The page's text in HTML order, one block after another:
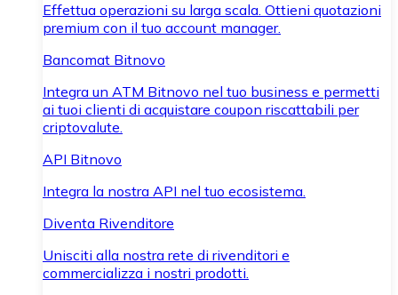
Effettua operazioni su larga scala. Ottieni quotazioni
premium con il tuo account manager.
Bancomat Bitnovo
Integra un ATM Bitnovo nel tuo business e permetti
ai tuoi clienti di acquistare coupon riscattabili per
criptovalute.
API Bitnovo
Integra la nostra API nel tuo ecosistema.
Diventa Rivenditore
Unisciti alla nostra rete di rivenditori e
commercializza i nostri prodotti.